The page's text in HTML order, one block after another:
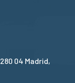
04 Madrid,